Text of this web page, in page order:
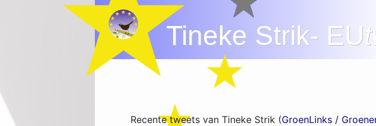
Tineke Strik- EU
Recente tweets van Tineke Strik (GroenLinks /